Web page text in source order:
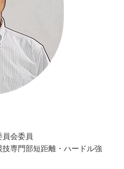
員会委員
技専門部短距離・ハードル強